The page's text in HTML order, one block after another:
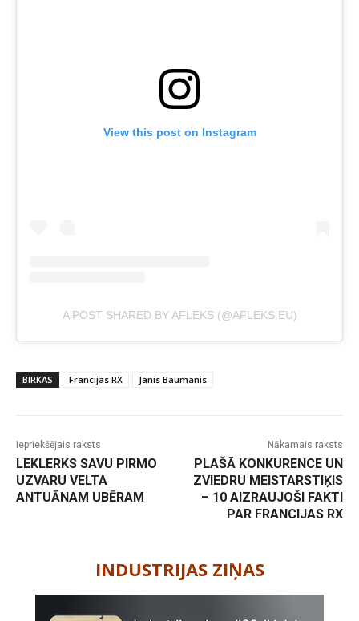
View this post on Instagram
A POST SHARED BY AFLEKS (@AFLEKS.EU)
BIRKAS Francijas RX Jānis Baumanis
Iepriekšējais raksts
LEKLERKS SAVU PIRMO
UZVARU VELTA
ANTUĀNAM UBĒRAM
Nākamais raksts
PLAŠĀ KONKURENCE UN
ZVIEDRU MEISTARSTIĶIS
– 10 AIZRAUJOŠI FAKTI
PAR FRANCIJAS RX
INDUSTRIJAS ZIŅAS